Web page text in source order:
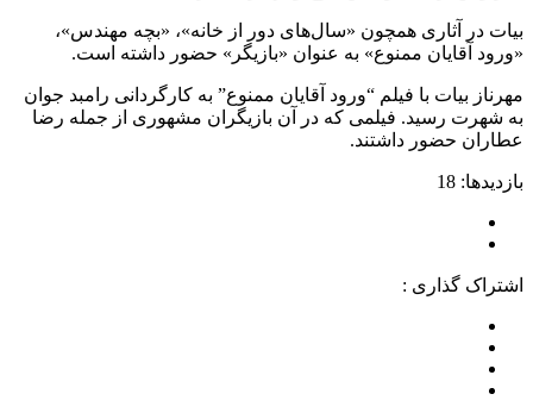
بیات در آثاری همچون «سال‌های دور از خانه»، «بچه مهندس»،
«ورود آقایان ممنوع» به عنوان «بازیگر» حضور داشته است.
مهرناز بیات با فیلم “ورود آقایان ممنوع” به کارگردانی رامبد جوان
به شهرت رسید. فیلمی که در آن بازیگران مشهوری از جمله رضا
عطاران حضور داشتند.
بازدیدها: 18
اشتراک گذاری :